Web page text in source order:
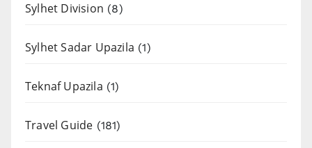
Sylhet Division (8)
Sylhet Sadar Upazila (1)
Teknaf Upazila (1)
Travel Guide (181)